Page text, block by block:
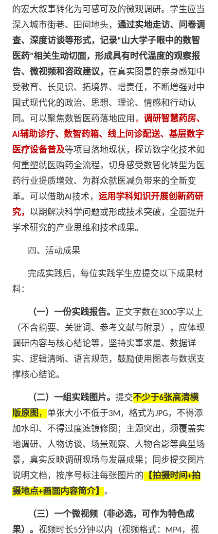
的宏大叙事转化为可感可及的微观调研。学生应当
深入城市街巷、田间地头， 通过实地走访、问卷调
查、深度访谈等形式，记录“山大学子眼中的数智
医药”相关生动切面，形成具有时代温度的观察报
告、微视频和咨政建议， 在真实图景的亲身感知中
受教育、长见识、拓境界、增责任，不断增强对中
国式现代化的政治、思想、理论、情感和行动认
同。可以聚焦数智医药落地应用 ， 调研智慧药房、
AI辅助诊疗、 数智药箱、线上问诊配送、基层数字
医疗设备普及等项目落地现状，探访数字化技术如
何重塑就医购药全流程，切身感受数智化转型为医
药行业提质增效、为群众就医减负带来的全新变
革。可以借助AI技术， 运用学科知识开展创新药研
究，
以期解决科学问题或形成技术突破，全面提升
学术研究的产业思维和技术成果。
四、活动成果
完成实践后，每位实践学生应提交以下成果材
料：
（一）一份实践报告。 正文字数在3000字以上
（不含摘要、关键词、参考文献与附录），应体现
调研内容与核心结论等，坚持实事求是、数据详
实、逻辑清晰、语言规范，鼓励使用图表与数据支
撑核心结论。
（二）一组实践图片。 提交不少于6张高清横
版原图 ， 单张大小不低于3M，格式为JPG，不得添
加水印、不得过度滤镜修图；主题突出，须覆盖实
地调研、人物访谈、场景观察、人物合影等典型场
景，真实反映调研现场与发展成果；同步提交图片
说明文档，按序号标注每张图片的 【拍摄时间+拍
摄地点+画面内容简介】 。
（三）一个微视频（非必选，可作为特色成
果）。 视频时长5分钟以内（视频格式：MP4，视